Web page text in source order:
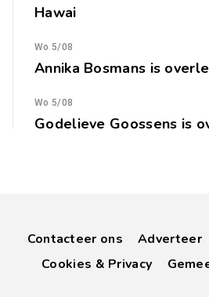
Hawai
Wo 5/08
Annika Bosmans is
Wo 5/08
Godelieve Goossens is
Contacteer ons Adverteer
Cookies & Privacy